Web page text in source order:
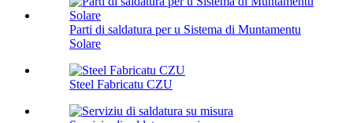
Parti di saldatura per u Sistema di Muntamentu
Solare
Steel Fabricatu CZU